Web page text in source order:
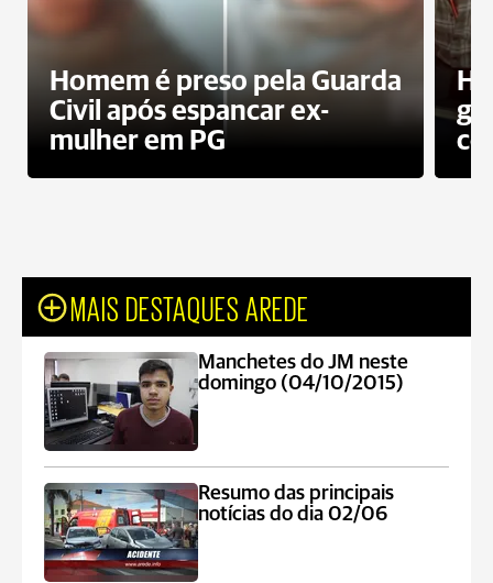
Homem é preso pela Guarda
Civil após espancar ex-
mulher em PG
MAIS DESTAQUES AREDE
Manchetes do JM neste
domingo (04/10/2015)
Resumo das principais
notícias do dia 02/06